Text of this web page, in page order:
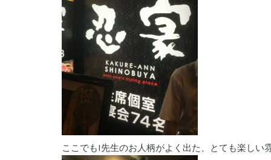
ここでもI先生のお人柄がよく出た、とても楽しい